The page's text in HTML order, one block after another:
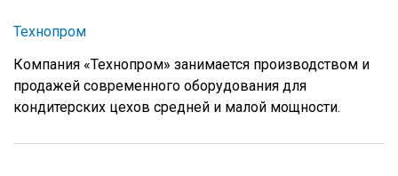
Технопром
Компания «Технопром» занимается производством и
продажей современного оборудования для
кондитерских цехов средней и малой мощности.